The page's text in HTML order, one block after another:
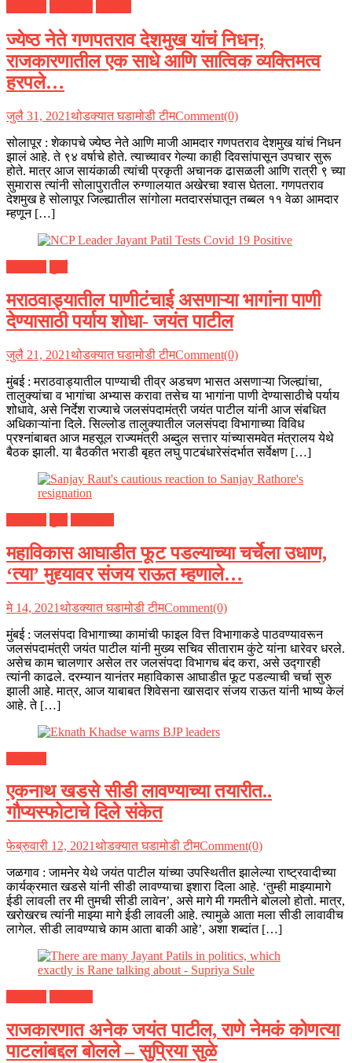
ज्येष्ठ नेते गणपतराव देशमुख यांचं निधन;
राजकारणातील एक साधे आणि सात्विक व्यक्तिमत्व
हरपले…
जुलै 31, 2021थोडक्यात घडामोडी टीमComment(0)
सोलापूर : शेकापचे ज्येष्ठ नेते आणि माजी आमदार गणपतराव देशमुख यांचं निधन
झालं आहे. ते ९४ वर्षाचे होते. त्याच्यावर गेल्या काही दिवसांपासून उपचार सुरू
होते. मात्र आज सायंकाळी त्यांची प्रकृती अचानक ढासळली आणि रात्री ९ च्या
सुमारास त्यांनी सोलापुरातील रुग्णालयात अखेरचा श्वास घेतला. गणपतराव
देशमुख हे सोलापूर जिल्ह्यातील सांगोला मतदारसंघातून तब्बल ११ वेळा आमदार
म्हणून […]
मराठवाड्यातील पाणीटंचाई असणाऱ्या भागांना पाणी
देण्यासाठी पर्याय शोधा- जयंत पाटील
जुलै 21, 2021थोडक्यात घडामोडी टीमComment(0)
मुंबई : मराठवाड्यातील पाण्याची तीव्र अडचण भासत असणाऱ्या जिल्ह्यांचा,
तालुक्यांचा व भागांचा अभ्यास करावा तसेच या भागांना पाणी देण्यासाठीचे पर्याय
शोधावे, असे निर्देश राज्याचे जलसंपदामंत्री जयंत पाटील यांनी आज संबधित
अधिकाऱ्यांना दिले. सिल्लोड तालुक्यातील जलसंपदा विभागाच्या विविध
प्रश्नांबाबत आज महसूल राज्यमंत्री अब्दुल सत्तार यांच्यासमवेत मंत्रालय येथे
बैठक झाली. या बैठकीत भराडी बृहत लघु पाटबंधारेसंदर्भात सर्वेक्षण […]
महाविकास आघाडीत फूट पडल्याच्या चर्चेला उधाण,
‘त्या’ मुद्द्यावर संजय राऊत म्हणाले…
मे 14, 2021थोडक्यात घडामोडी टीमComment(0)
मुंबई : जलसंपदा विभागाच्या कामांची फाइल वित्त विभागाकडे पाठवण्यावरून
जलसंपदामंत्री जयंत पाटील यांनी मुख्य सचिव सीताराम कुंटे यांना धारेवर धरले.
असेच काम चालणार असेल तर जलसंपदा विभागच बंद करा, असे उद्गारही
त्यांनी काढले. दरम्यान यानंतर महाविकास आघाडीत फूट पडल्याची चर्चा सुरु
झाली आहे. मात्र, आज याबाबत शिवेसना खासदार संजय राऊत यांनी भाष्य केलं
आहे. ते […]
एकनाथ खडसे सीडी लावण्याच्या तयारीत..
गौप्यस्फोटाचे दिले संकेत
फेब्रुवारी 12, 2021थोडक्यात घडामोडी टीमComment(0)
जळगाव : जामनेर येथे जयंत पाटील यांच्या उपस्थितीत झालेल्या राष्ट्रवादीच्या
कार्यक्रमात खडसे यांनी सीडी लावण्याचा इशारा दिला आहे. ‘तुम्ही माझ्यामागे
ईडी लावली तर मी तुमची सीडी लावेन’, असे मागे मी गमतीने बोललो होतो. मात्र,
खरोखरच त्यांनी माझ्या मागे ईडी लावली आहे. त्यामुळे आता मला सीडी लावावीच
लागेल. सीडी लावण्याचे काम आता बाकी आहे’, अशा शब्दांत […]
राजकारणात अनेक जयंत पाटील, राणे नेमकं कोणत्या
पाटलांबद्दल बोलले – सुप्रिया सुळे